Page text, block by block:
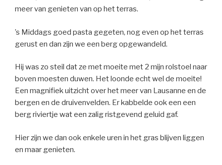
meer van genieten van op het terras.
’s Middags goed pasta gegeten, nog even op het terras
gerust en dan zijn we een berg opgewandeld.
Hij was zo steil dat ze met moeite met 2 mijn rolstoel naar
boven moesten duwen. Het loonde echt wel de moeite!
Een magnifiek uitzicht over het meer van Lausanne en de
bergen en de druivenvelden. Er kabbelde ook een een
berg riviertje wat een zalig ristgevend geluid gaf.
Hier zijn we dan ook enkele uren in het gras blijven liggen
en maar genieten.